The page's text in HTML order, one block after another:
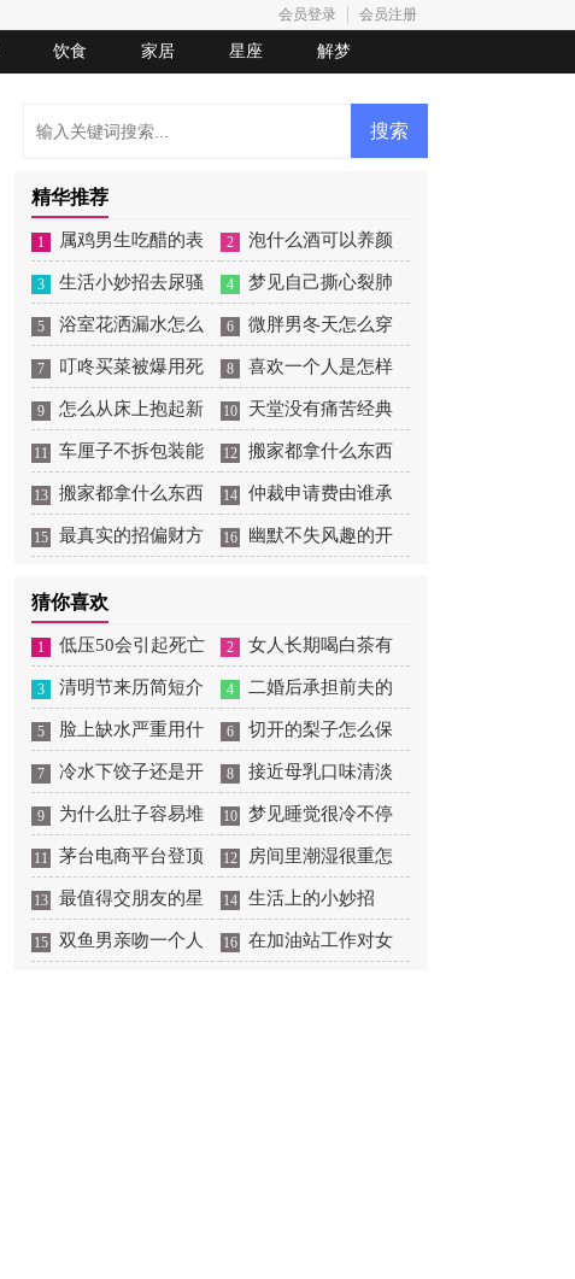
会员登录 会员注册
饮食 家居 星座 解梦
精华推荐
1 属鸡男生吃醋的表
现
2 泡什么酒可以养颜
美容
3 生活小妙招去尿骚
味
4 梦见自己撕心裂肺
的大哭
5 浴室花洒漏水怎么
处理
6 微胖男冬天怎么穿
衣打扮
7 叮咚买菜被爆用死
鱼冒充活鱼被约谈
8 喜欢一个人是怎样
的
9 怎么从床上抱起新
生儿
10 天堂没有痛苦经典
语录
11 车厘子不拆包装能
放几天
12 搬家都拿什么东西
寓意好
13 搬家都拿什么东西
寓意好
14 仲裁申请费由谁承
担
15 最真实的招偏财方 16 幽默不失风趣的开
猜你喜欢
1 低压50会引起死亡 2 女人长期喝白茶有
什么好处
3 清明节来历简短介
绍50字
4 二婚后承担前夫的
债务吗
5 脸上缺水严重用什
么补水效果好
6 切开的梨子怎么保
存
7 冷水下饺子还是开
水下饺子
8 接近母乳口味清淡
奶粉排名
9 为什么肚子容易堆
积脂肪
10 梦见睡觉很冷不停
的盖被子
11 茅台电商平台登顶
App Store免费榜
12 房间里潮湿很重怎
么办
13 最值得交朋友的星
座女
14 生活上的小妙招
15 双鱼男亲吻一个人 16 在加油站工作对女